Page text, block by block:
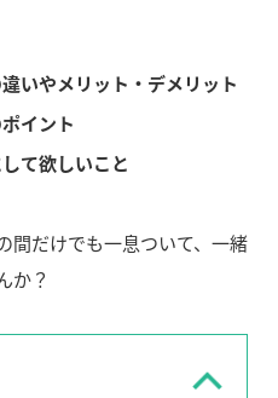
いやメリット・デメリット
イント
て欲しいこと
間だけでも一息ついて、一緒
か？